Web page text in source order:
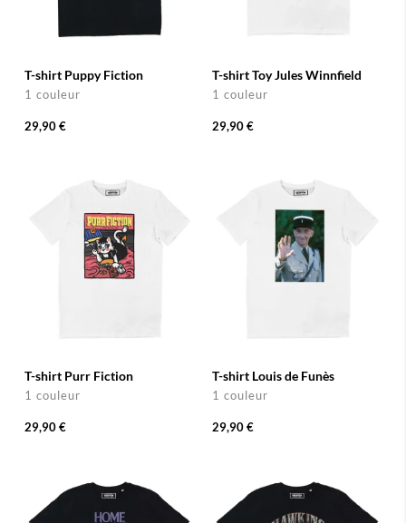
T-shirt Puppy Fiction
1 couleur
29,90 €
T-shirt Toy Jules Winnfield
1 couleur
29,90 €
T-shirt Purr Fiction
1 couleur
29,90 €
T-shirt Louis de Funès
1 couleur
29,90 €